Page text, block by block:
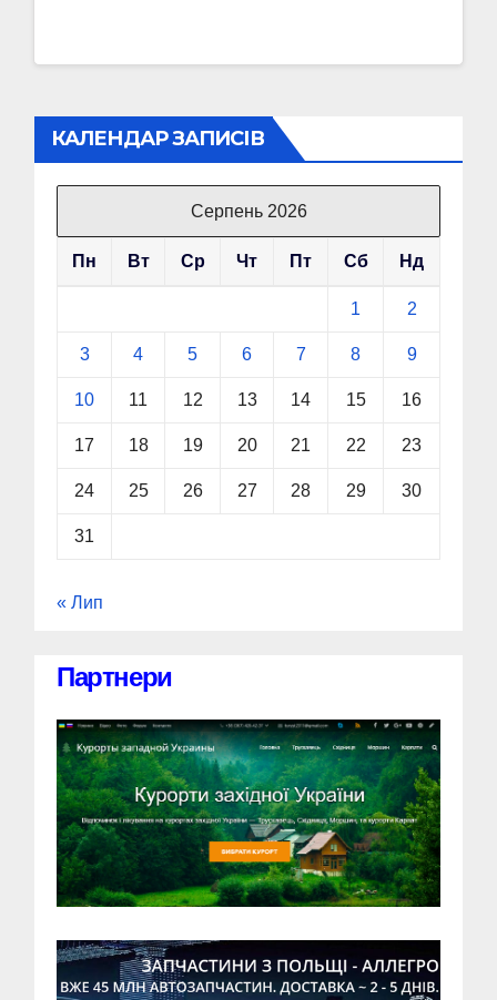
КАЛЕНДАР ЗАПИСІВ
Серпень 2026
Пн Вт Ср Чт Пт Сб Нд
1 2
3 4 5 6 7 8 9
10 11 12 13 14 15 16
17 18 19 20 21 22 23
24 25 26 27 28 29 30
31
« Лип
Партнери